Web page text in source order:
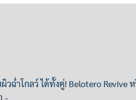
ผิวฉ่ำโกลว์ ได้ทั้งคู่! Belotero Revive